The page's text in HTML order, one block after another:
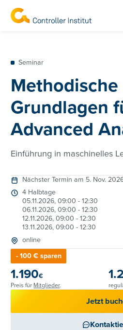
Seminar
Methodische
Grundlagen
Advanced
Einführung in maschinelles
Nächster Termin am 5. Nov.
4 Halbtage
05.11.2026, 09:00 - 12:30
06.11.2026, 09:00 - 12:30
12.11.2026, 09:00 - 12:30
13.11.2026, 09:00 - 12:30
online
- 100 € sparen
1.190€
Preis für Mitglieder.
Jetzt